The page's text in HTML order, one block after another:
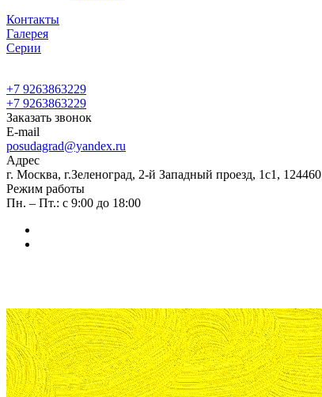
Контакты
Галерея
Cерии
+7 9263863229
+7 9263863229
Заказать звонок
E-mail
posudagrad@yandex.ru
Адрес
г. Москва, г.Зеленоград, 2-й Западный проезд, 1с1, 124460
Режим работы
Пн. – Пт.: с 9:00 до 18:00